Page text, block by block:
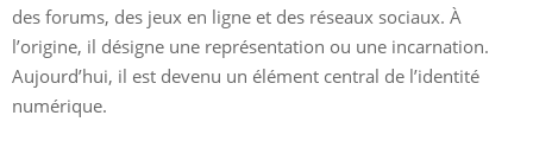
des forums, des jeux en ligne et des réseaux sociaux. À
l’origine, il désigne une représentation ou une incarnation.
Aujourd’hui, il est devenu un élément central de l’identité
numérique.